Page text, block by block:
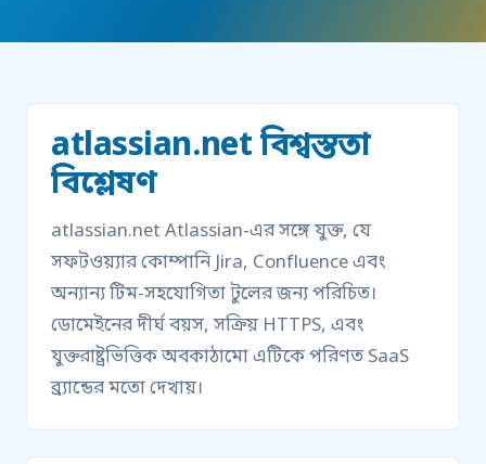
atlassian.net বিশ্বস্ততা
বিশ্লেষণ
atlassian.net Atlassian-এর সঙ্গে যুক্ত, যে
সফটওয়্যার কোম্পানি Jira, Confluence এবং
অন্যান্য টিম-সহযোগিতা টুলের জন্য পরিচিত।
ডোমেইনের দীর্ঘ বয়স, সক্রিয় HTTPS, এবং
যুক্তরাষ্ট্রভিত্তিক অবকাঠামো এটিকে পরিণত SaaS
ব্র্যান্ডের মতো দেখায়।